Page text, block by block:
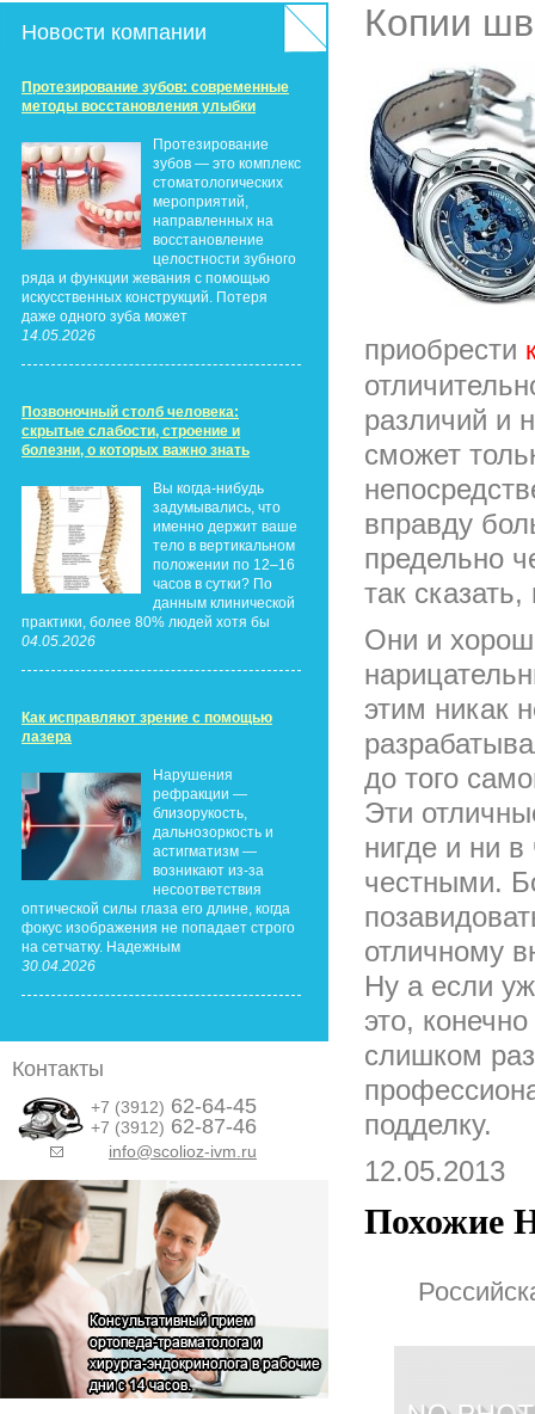
Новости компании
Протезирование зубов: современные
методы восстановления улыбки
Протезирование
зубов — это комплекс
стоматологических
мероприятий,
направленных на
восстановление
целостности зубного
ряда и функции жевания с помощью
искусственных конструкций. Потеря
даже одного зуба может
14.05.2026
Позвоночный столб человека:
скрытые слабости, строение и
болезни, о которых важно знать
Вы когда-нибудь
задумывались, что
именно держит ваше
тело в вертикальном
положении по 12–16
часов в сутки? По
данным клинической
практики, более 80% людей хотя бы
04.05.2026
Как исправляют зрение с помощью
лазера
Нарушения
рефракции —
близорукость,
дальнозоркость и
астигматизм —
возникают из-за
несоответствия
оптической силы глаза его длине, когда
фокус изображения не попадает строго
на сетчатку. Надежным
30.04.2026
Контакты
+7 (3912) 62-64-45
+7 (3912) 62-87-46
info@scolioz-ivm.ru
Копии
приобрести
различий и
сможет
вправду
предельно
так
Они и
этим никак
до того
Эти
нигде и ни
честными.
отличному
Ну а если
это,
слишком
подделку.
12.05.2013
Похожие